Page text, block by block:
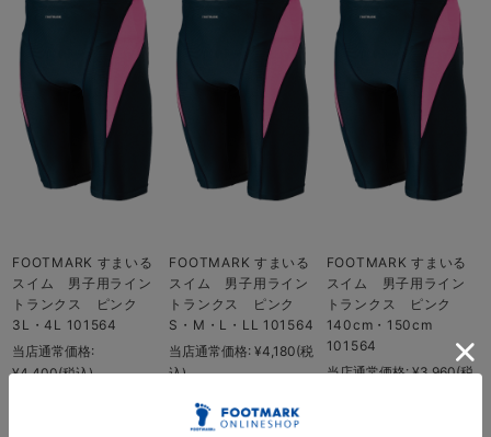
FOOTMARK すまいる
スイム 男子用ライン
トランクス ピンク
3L・4L 101564
当店通常価格:
¥4,400(税込)
FOOTMARK すまいる
スイム 男子用ライン
トランクス ピンク
S・M・L・LL 101564
当店通常価格: ¥4,180(税
込)
在庫 ×
FOOTMARK すまいる
スイム 男子用ライン
トランクス ピンク
140cm・150cm
101564
当店通常価格: ¥3,960(税